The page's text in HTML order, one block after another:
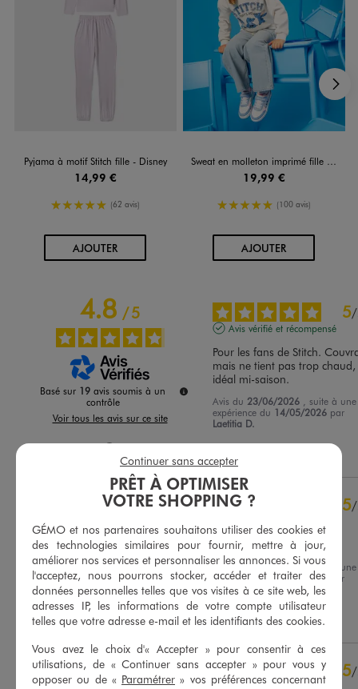
Pyjama à motif Stitch fille - Disney
14,99 €
5/5 de moyenne
(62 avis)
AJOUTERAU PANIER
Sweat en molleton imprimé fille - Stitch
19,99 €
5/5 de moyenne
(100 avis)
AJOUTERAU PANIER
4.8/5
Basé sur 19 avis soumis à un
contrôle
Voir tous les avis sur ce site
3
0
0
étoile
Trier les avis
5/
Avis vérifié et récompensé
Pour les fans de Stitch.
mais ne tient pas trop chaud,
idéal mi-saison.
Avis du 23/06/2026 , suite à une
expérience du 14/05/2026 par
Laetitia D.
5/
tres bien
Avis du22/02/2026 , suite à une
expérience du09/02/2026
par
Chantal P.
Utile(0) Signaler
5/
Avis vérifié et récompensé
PRÊT À OPTIMISER
VOTRE SHOPPING ?
GÉMO et nos partenaires souhaitons utiliser des cookies et
des technologies similaires pour fournir, mettre à jour,
améliorer nos services et personnaliser les annonces. Si vous
l'acceptez, nous pourrons stocker, accéder et traiter des
données personnelles telles que vos visites à ce site web, les
adresses IP, les informations de votre compte utilisateur
telles que votre adresse e-mail et les identifiants des cookies.
Vous avez le choix d'« Accepter » pour consentir à ces
utilisations, de « Continuer sans accepter » pour vous y
opposer ou de « Paramétrer » vos préférences concernant
Continuer sans accepter